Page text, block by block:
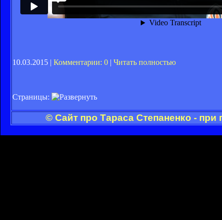
10.03.2015 | Комментарии: 0 | Читать полностью
Страницы:
© Сайт про Тараса Степаненко -